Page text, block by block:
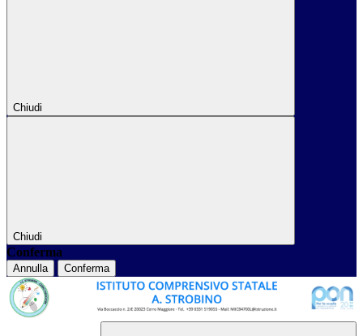
Chiudi
Chiudi
Conferma
Annulla Conferma